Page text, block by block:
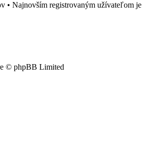
• Najnovším registrovaným užívateľom je
© phpBB Limited